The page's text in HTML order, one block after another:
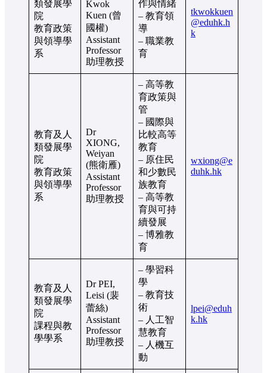
類發展學
院
教育政策
與領導學
系
Kwok
Kuen (曾
國權)
Assistant
Professor
助理教授
作與情緒
– 教育領
導
– 職業教
育
tkwokkuen
@eduhk.h
k
教育及人
類發展學
院
教育政策
與領導學
系
Dr
XIONG,
Weiyan
(熊衛雁)
Assistant
Professor
助理教授
– 高等教
育政策與
管
– 國際與
比較高等
教育
– 原住民
和少數民
族教育
– 高等教
育與可持
續發展
– 博雅教
育
wxiong@e
duhk.hk
教育及人
類發展學
院
課程與教
學學系
Dr PEI,
Leisi (裴
蕾絲)
Assistant
Professor
助理教授
– 學習科
學
– 教育技
術
– 人工智
慧教育
– 人機互
動
lpei@eduh
k.hk